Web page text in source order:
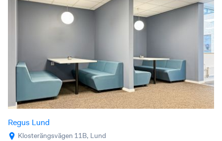
Regus Lund
Klosterängsvägen 11B, Lund